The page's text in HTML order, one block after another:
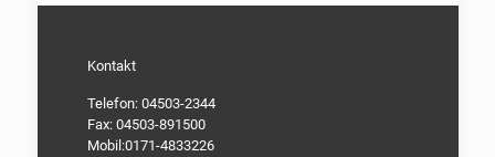
Kontakt
Telefon: 04503-2344
Fax: 04503-891500
Mobil:0171-4833226